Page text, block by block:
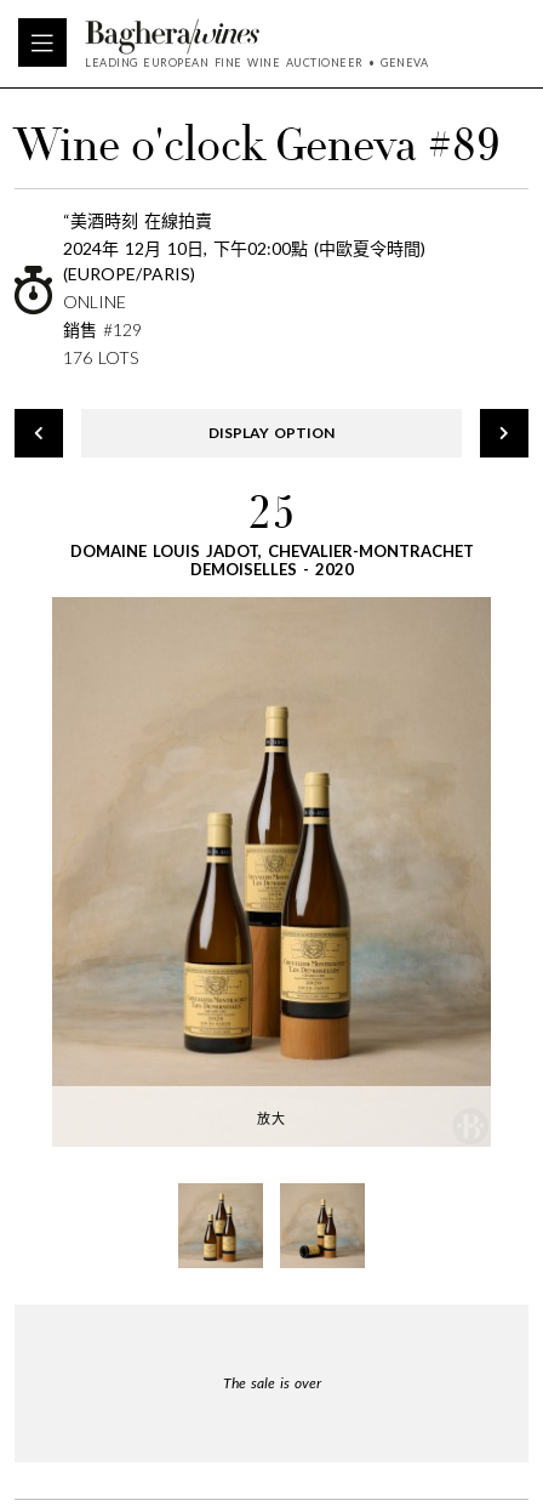
LEADING EUROPEAN FINE WINE AUCTIONEER • GENEVA
Wine o'clock Geneva #89
“美酒時刻 在線拍賣
2024年 12月 10日, 下午02:00點 (中歐夏令時間)
(EUROPE/PARIS)
ONLINE
銷售 #129
176 LOTS
DISPLAY OPTION
25
DOMAINE LOUIS JADOT, CHEVALIER-MONTRACHET
DEMOISELLES - 2020
放大
The sale is over